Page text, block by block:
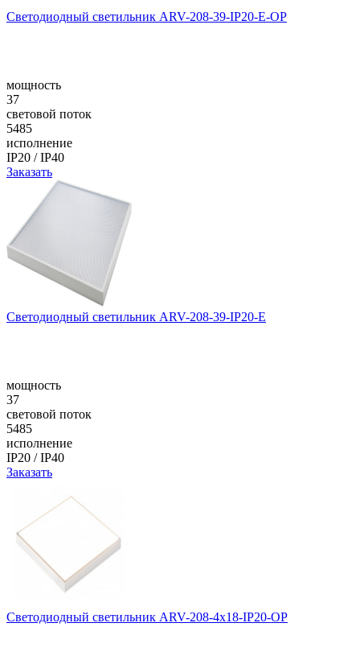
Светодиодный светильник ARV-208-39-IP20-E-OP
мощность
37
световой поток
5485
исполнение
IP20 / IP40
Заказать
Светодиодный светильник ARV-208-39-IP20-E
мощность
37
световой поток
5485
исполнение
IP20 / IP40
Заказать
Светодиодный светильник ARV-208-4x18-IP20-OP